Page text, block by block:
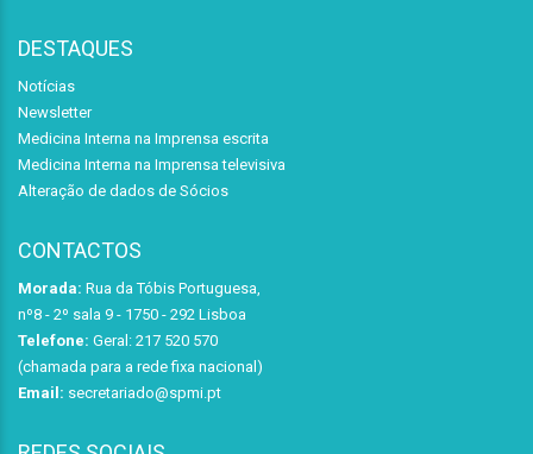
DESTAQUES
Notícias
Newsletter
Medicina Interna na Imprensa escrita
Medicina Interna na Imprensa televisiva
Alteração de dados de Sócios
CONTACTOS
Morada: Rua da Tóbis Portuguesa,
nº8 - 2º sala 9 - 1750 - 292 Lisboa
Telefone: Geral: 217 520 570
(chamada para a rede fixa nacional)
Email: secretariado@spmi.pt